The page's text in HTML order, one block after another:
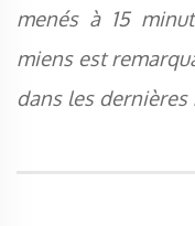
menés à 15
miens est
dans les dernières